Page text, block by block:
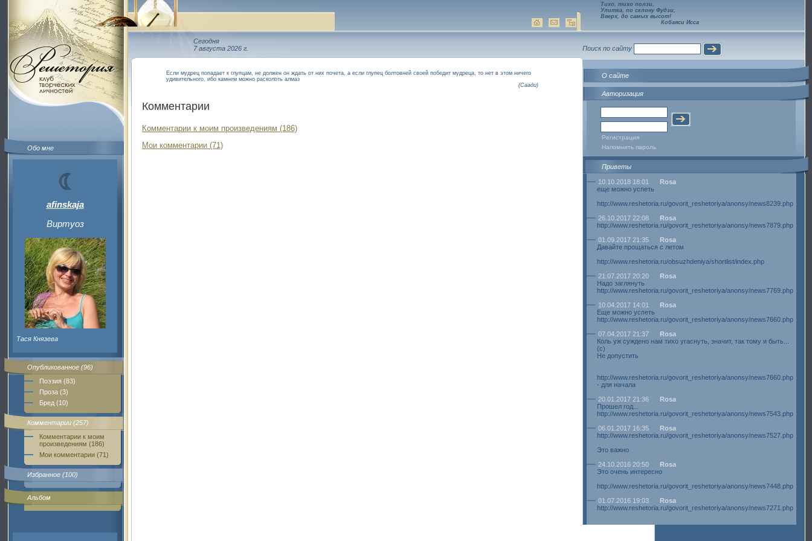
Обо мне
afinskaja
Виртуоз
Тася Князева
Опубликованное (96)
Поэзия (83)
Проза (3)
Бред (10)
Комментарии (257)
Комментарии к моим
произведениям (186)
Мои комментарии (71)
Избранное (100)
Альбом
Сегодня
7 августа 2026 г.
Если мудрец попадает к глупцам, не должен он ждать от них почета, а если глупец болтовней своей победит мудреца, то нет в этом ничего
удивительного, ибо камнем можно расколоть алмаз
(Саади)
Комментарии
Комментарии к моим произведениям (186)
Мои комментарии (71)
Тихо, тихо ползи,
Улитка, по склону Фудзи,
Вверх, до самых высот!
Кобаяси Исса
Поиск по сайту
О сайте
Авторизация
Регистрация
Напомнить пароль
Приветы
10.10.2018 18:01
Rosa
еще можно успеть
http://www.reshetoria.ru/govorit_reshetoriya/anonsy/news8239.php
26.10.2017 22:08
Rosa
http://www.reshetoria.ru/govorit_reshetoriya/anonsy/news7879.php
01.09.2017 21:35
Rosa
Давайте прощаться с летом
http://www.reshetoria.ru/obsuzhdeniya/shortlist/index.php
21.07.2017 20:20
Rosa
Надо заглянуть
http://www.reshetoria.ru/govorit_reshetoriya/anonsy/news7769.php
10.04.2017 14:01
Rosa
Еще можно успеть
http://www.reshetoria.ru/govorit_reshetoriya/anonsy/news7660.php
07.04.2017 21:37
Rosa
Коль уж суждено нам тихо угаснуть, значит, так тому и быть...
(с)
Не допустить
http://www.reshetoria.ru/govorit_reshetoriya/anonsy/news7660.php
- для начала
20.01.2017 21:36
Rosa
Прошел год...
http://www.reshetoria.ru/govorit_reshetoriya/anonsy/news7543.php
06.01.2017 16:35
Rosa
http://www.reshetoria.ru/govorit_reshetoriya/anonsy/news7527.php
Это важно
24.10.2016 20:50
Rosa
Это очень интересно
http://www.reshetoria.ru/govorit_reshetoriya/anonsy/news7448.php
01.07.2016 19:03
Rosa
http://www.reshetoria.ru/govorit_reshetoriya/anonsy/news7271.php